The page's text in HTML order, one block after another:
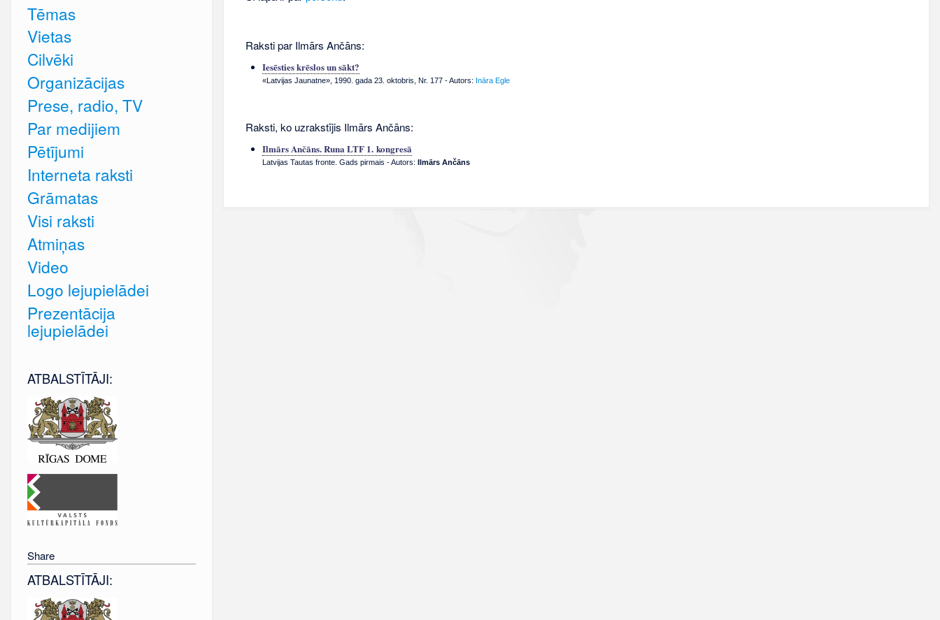
Raksti par Ilmārs Ančāns:
Iesēsties krēslos un sākt?
«Latvijas Jaunatne», 1990. gada 23. oktobris, Nr. 177- Autors: Ināra Egle
Raksti, ko uzrakstījis Ilmārs Ančāns:
Ilmārs Ančāns. Runa LTF 1. kongresā
Latvijas Tautas fronte. Gads pirmais - Autors: Ilmārs Ančāns
Tēmas
Vietas
Cilvēki
Organizācijas
Prese, radio, TV
Par medijiem
Pētījumi
Interneta raksti
Grāmatas
Visi raksti
Atmiņas
Video
Logo lejupielādei
Prezentācija
lejupielādei
ATBALSTĪTĀJI:
Share
ATBALSTĪTĀJI: